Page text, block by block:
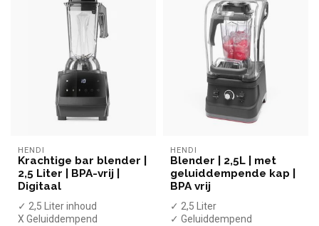
HENDI
Krachtige bar blender |
2,5 Liter | BPA-vrij |
Digitaal
✓ 2,5 Liter inhoud
X Geluiddempend
HENDI
Blender | 2,5L | met
geluiddempende kap |
BPA vrij
✓ 2,5 Liter
✓ Geluiddempend